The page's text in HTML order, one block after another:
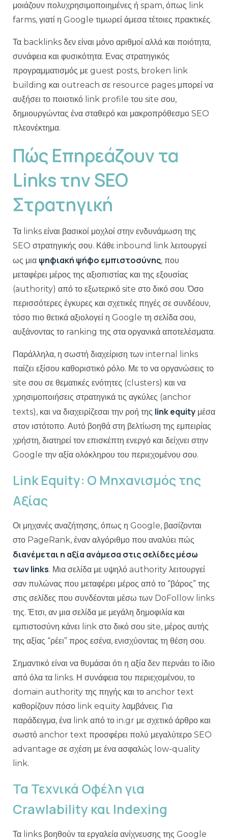
μοιάζουν πολυχρησιμοποιημένες ή spam, όπως link
farms, γιατί η Google τιμωρεί άμεσα τέτοιες πρακτικές.
Τα backlinks δεν είναι μόνο αριθμοί αλλά και ποιότητα,
συνάφεια και φυσικότητα. Ενας στρατηγικός
προγραμματισμός με guest posts, broken link
building και outreach σε resource pages μπορεί να
αυξήσει το ποιοτικό link profile του site σου,
δημιουργώντας ένα σταθερό και μακροπρόθεσμο SEO
πλεονέκτημα.
Πώς Επηρεάζουν τα
Links την SEO
Στρατηγική
Τα links είναι βασικοί μοχλοί στην ενδυνάμωση της
SEO στρατηγικής σου. Κάθε inbound link λειτουργεί
ως μια ψηφιακή ψήφο εμπιστοσύνης, που
μεταφέρει μέρος της αξιοπιστίας και της εξουσίας
(authority) από το εξωτερικό site στο δικό σου. Όσο
περισσότερες έγκυρες και σχετικές πηγές σε συνδέουν,
τόσο πιο θετικά αξιολογεί η Google τη σελίδα σου,
αυξάνοντας το ranking της στα οργανικά αποτελέσματα.
Παράλληλα, η σωστή διαχείριση των internal links
παίζει εξίσου καθοριστικό ρόλο. Με το να οργανώσεις το
site σου σε θεματικές ενότητες (clusters) και να
χρησιμοποιήσεις στρατηγικά τις αγκύλες (anchor
texts), και να διαχειρίζεσαι την ροή της link equity μέσα
στον ιστότοπο. Αυτό βοηθά στη βελτίωση της εμπειρίας
χρήστη, διατηρεί τον επισκέπτη ενεργό και δείχνει στην
Google την αξία ολόκληρου του περιεχομένου σου.
Link Equity: Ο Μηχανισμός της
Αξίας
Οι μηχανές αναζήτησης, όπως η Google, βασίζονται
στο PageRank, έναν αλγόριθμο που αναλύει πώς
διανέμεται η αξία ανάμεσα στις σελίδες μέσω
των links. Μια σελίδα με υψηλό authority λειτουργεί
σαν πυλώνας που μεταφέρει μέρος από το “βάρος” της
στις σελίδες που συνδέονται μέσω των DoFollow links
της. Έτσι, αν μια σελίδα με μεγάλη δημοφιλία και
εμπιστοσύνη κάνει link στο δικό σου site, μέρος αυτής
της αξίας “ρέει” προς εσένα, ενισχύοντας τη θέση σου.
Σημαντικό είναι να θυμάσαι ότι η αξία δεν περνάει το ίδιο
από όλα τα links. Η συνάφεια του περιεχομένου, το
domain authority της πηγής και το anchor text
καθορίζουν πόσο link equity λαμβάνεις. Για
παράδειγμα, ένα link από το in.gr με σχετικό άρθρο και
σωστό anchor text προσφέρει πολύ μεγαλύτερο SEO
advantage σε σχέση με ένα ασφαλώς low-quality
link.
Τα Τεχνικά Οφέλη για
Crawlability και Indexing
Τα links βοηθούν τα εργαλεία ανίχνευσης της Google